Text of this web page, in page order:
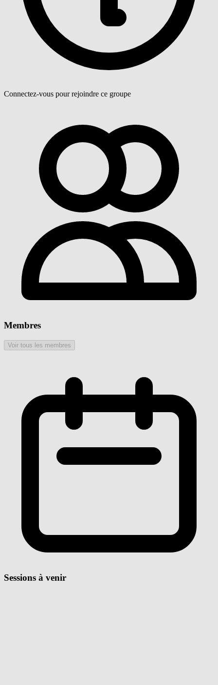
Connectez-vous pour rejoindre ce groupe
Membres
Voir tous les membres
Sessions à venir